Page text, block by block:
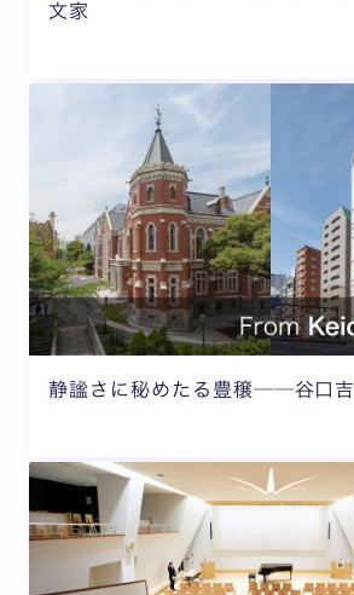
文家
静謐さに秘めたる豊穣──谷口